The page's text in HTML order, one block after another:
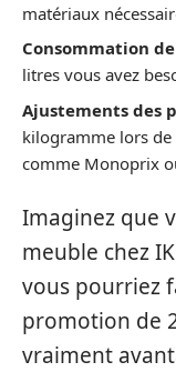
matériaux
Consommation
litres vous avez
Ajustements des
kilogramme lors
comme Monoprix
Imaginez que
meuble chez
vous pourriez
promotion de
vraiment